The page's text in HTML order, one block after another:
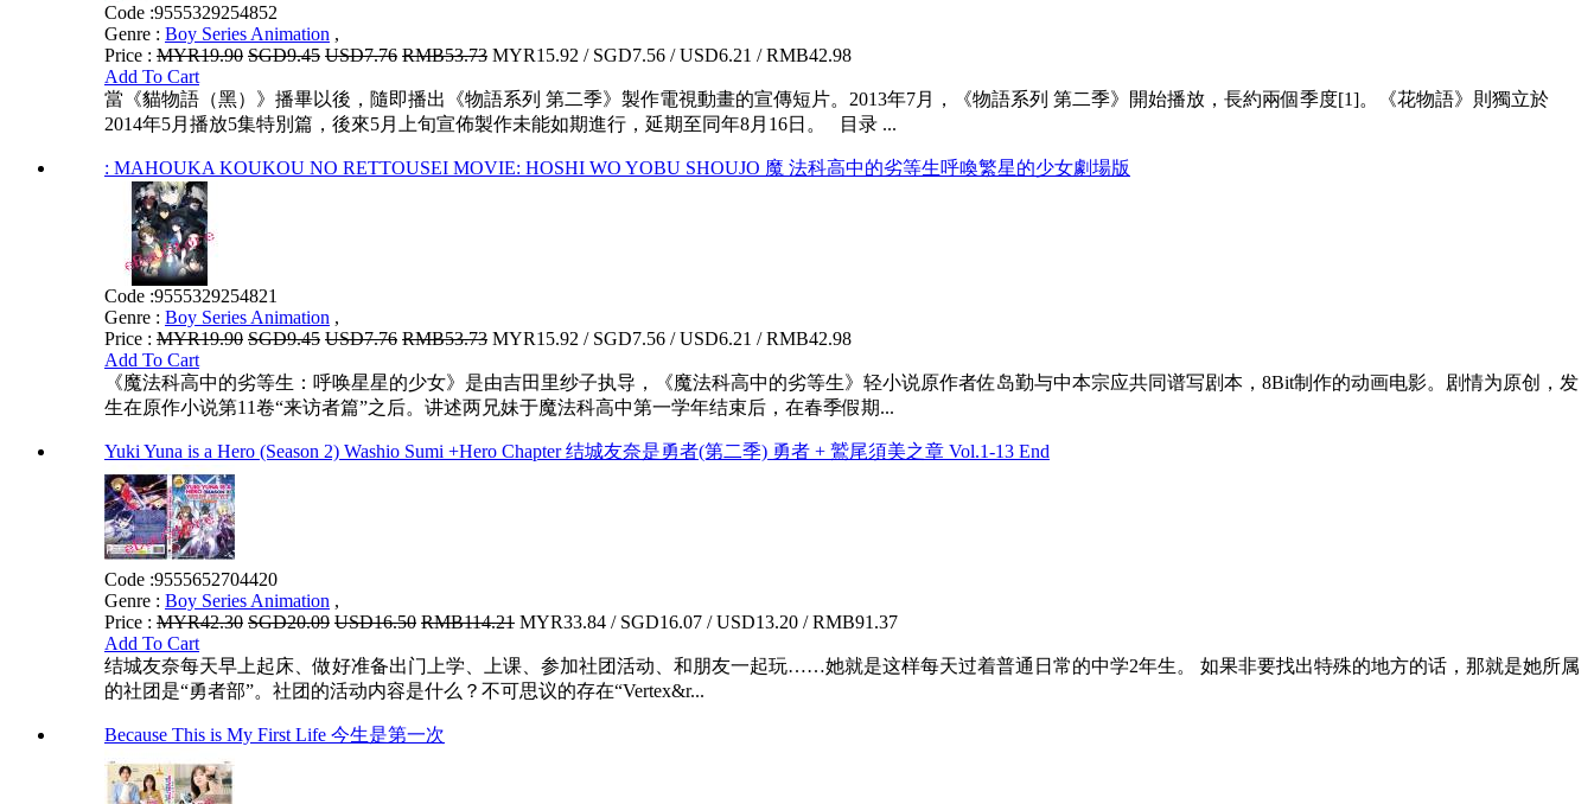
Code :9555329254852
Genre : Boy Series Animation ,
Price : MYR19.90 SGD9.45 USD7.76 RMB53.73 MYR15.92 / SGD7.56 / USD6.21 / RMB42.98
Add To Cart
當《貓物語（黑）》播畢以後，隨即播出《物語系列 第二季》製作電視動畫的宣傳短片。2013年7月，《物語系列 第二季》開始播放，長約兩個季度[1]。《花物語》則獨立於
2014年5月播放5集特別篇，後來5月上旬宣佈製作未能如期進行，延期至同年8月16日。 目录 ...
: MAHOUKA KOUKOU NO RETTOUSEI MOVIE: HOSHI WO YOBU SHOUJO 魔 法科高中的劣等生呼喚繁星的少女劇場版
Code :9555329254821
Genre : Boy Series Animation ,
Price : MYR19.90 SGD9.45 USD7.76 RMB53.73 MYR15.92 / SGD7.56 / USD6.21 / RMB42.98
Add To Cart
《魔法科高中的劣等生：呼唤星星的少女》是由吉田里纱子执导，《魔法科高中的劣等生》轻小说原作者佐岛勤与中本宗应共同谱写剧本，8Bit制作的动画电影。剧情为原创，发
生在原作小说第11卷“来访者篇”之后。讲述两兄妹于魔法科高中第一学年结束后，在春季假期...
Yuki Yuna is a Hero (Season 2) Washio Sumi +Hero Chapter 结城友奈是勇者(第二季) 勇者 + 鷲尾須美之章 Vol.1-13 End
Code :9555652704420
Genre : Boy Series Animation ,
Price : MYR42.30 SGD20.09 USD16.50 RMB114.21 MYR33.84 / SGD16.07 / USD13.20 / RMB91.37
Add To Cart
结城友奈每天早上起床、做好准备出门上学、上课、参加社团活动、和朋友一起玩……她就是这样每天过着普通日常的中学2年生。 如果非要找出特殊的地方的话，那就是她所属
的社团是“勇者部”。社团的活动内容是什么？不可思议的存在“Vertex&r...
Because This is My First Life 今生是第一次